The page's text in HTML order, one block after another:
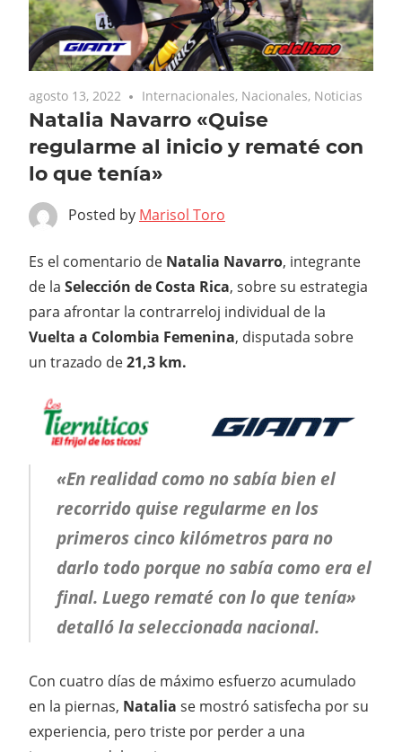
agosto 13, 2022 Internacionales, Nacionales, Noticias
Natalia Navarro «Quise
regularme al inicio y rematé con
lo que tenía»
Posted by Marisol Toro
Es el comentario de Natalia Navarro, integrante
de la Selección de Costa Rica, sobre su estrategia
para afrontar la contrarreloj individual de la
Vuelta a Colombia Femenina, disputada sobre
un trazado de21,3 km.
«En realidad como no sabía bien el
recorrido quise regularme en los
primeros cinco kilómetros para no
darlo todo porque no sabía como era el
final. Luego rematé con lo que tenía»
detalló la seleccionada nacional.
Con cuatro días de máximo esfuerzo acumulado
en la piernas, Natalia se mostró satisfecha por su
experiencia, pero triste por perder a una